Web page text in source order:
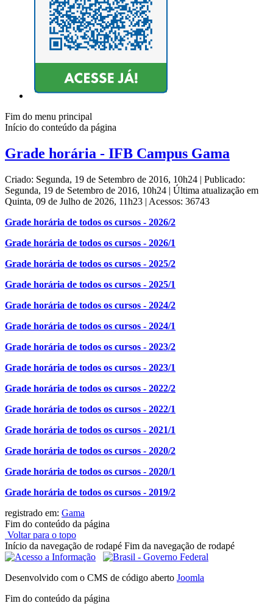
Fim do menu principal
Início do conteúdo da página
Grade horária - IFB Campus Gama
Criado: Segunda, 19 de Setembro de 2016, 10h24 | Publicado:
Segunda, 19 de Setembro de 2016, 10h24 | Última atualização em
Quinta, 09 de Julho de 2026, 11h23 | Acessos: 36743
Grade horária de todos os cursos - 2026/2
Grade horária de todos os cursos - 2026/1
Grade horária de todos os cursos - 2025/2
Grade horária de todos os cursos - 2025/1
Grade horária de todos os cursos - 2024/2
Grade horária de todos os cursos - 2024/1
Grade horária de todos os cursos - 2023/2
Grade horária de todos os cursos - 2023/1
Grade horária de todos os cursos - 2022/2
Grade horária de todos os cursos - 2022/1
Grade horária de todos os cursos - 2021/1
Grade horária de todos os cursos - 2020/2
Grade horária de todos os cursos - 2020/1
Grade horária de todos os cursos - 2019/2
registrado em: Gama
Fim do conteúdo da página
Voltar para o topo
Início da navegação de rodapé Fim da navegação de rodapé
Desenvolvido com o CMS de código aberto Joomla
Fim do conteúdo da página